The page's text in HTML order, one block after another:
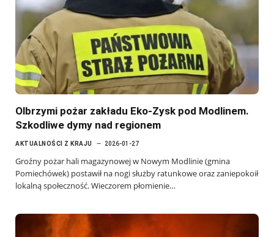
Olbrzymi pożar zakładu Eko-Zysk pod Modlinem.
Szkodliwe dymy nad regionem
AKTUALNOŚCI Z KRAJU 2026-01-27
Groźny pożar hali magazynowej w Nowym Modlinie (gmina
Pomiechówek) postawił na nogi służby ratunkowe oraz zaniepokoił
lokalną społeczność. Wieczorem płomienie…